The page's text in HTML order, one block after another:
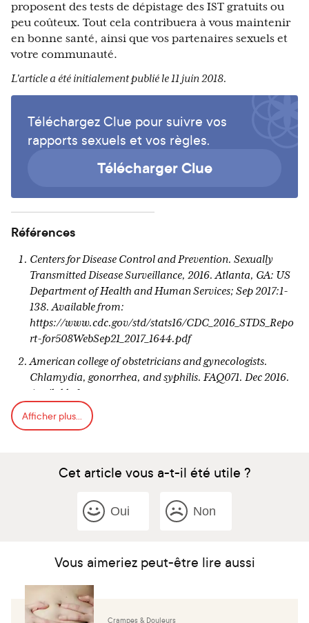
proposent des tests de dépistage des IST gratuits ou
peu coûteux. Tout cela contribuera à vous maintenir
en bonne santé, ainsi que vos partenaires sexuels et
votre communauté.
L'article a été initialement publié le 11 juin 2018.
Téléchargez Clue pour suivre vos
rapports sexuels et vos règles.
Télécharger Clue
Références
Centers for Disease Control and Prevention. Sexually
Transmitted Disease Surveillance, 2016. Atlanta, GA: US
Department of Health and Human Services; Sep 2017:1-
138. Available from:
https://www.cdc.gov/std/stats16/CDC_2016_STDS_Repo
rt-for508WebSep21_2017_1644.pdf
American college of obstetricians and gynecologists.
Chlamydia, gonorrhea, and syphilis. FAQ071. Dec 2016.
Available from:
https://www.acog.org/Patients/FAQs/Chlamydia-
Gonorrhea-and-Syphilis
available from:
detailed.htm
2011 Dec;53 Suppl 3:S84-91.
American college of obstetricians and gynecologists. Pelvic
inflammatory disease (PID). FAQ077. Mar 2018. Available
from: https://www.acog.org/Patients/FAQs/Pelvic-
Afficher plus...
Cet article vous a-t-il été utile ?
Oui Non
Vous aimeriez peut-être lire aussi
Crampes & Douleurs